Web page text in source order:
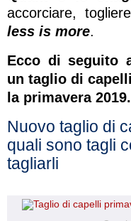
accorciare,
less is more.
Ecco di seguito
un taglio di
la primavera 2019.
Nuovo taglio di
quali sono tagli
tagliarli